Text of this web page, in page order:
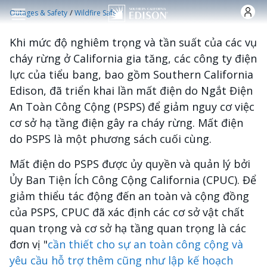
Nhảy đến nội dung
Outages & Safety /Wildfire Safety
Khi mức độ nghiêm trọng và tần suất của các vụ
cháy rừng ở California gia tăng, các công ty điện
lực của tiểu bang, bao gồm Southern California
Edison, đã triển khai lần mất điện do Ngắt Điện
An Toàn Công Cộng (PSPS) để giảm nguy cơ việc
cơ sở hạ tầng điện gây ra cháy rừng. Mất điện
do PSPS là một phương sách cuối cùng.
Mất điện do PSPS được ủy quyền và quản lý bởi
Ủy Ban Tiện Ích Công Cộng California (CPUC). Để
giảm thiểu tác động đến an toàn và cộng đồng
của PSPS, CPUC đã xác định các cơ sở vật chất
quan trọng và cơ sở hạ tầng quan trọng là các
đơn vị "cần thiết cho sự an toàn công cộng và
yêu cầu hỗ trợ thêm cũng như lập kế hoạch